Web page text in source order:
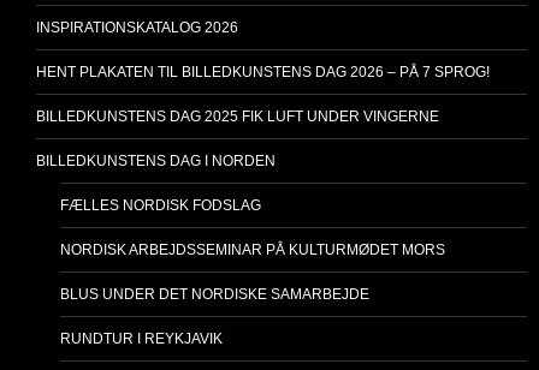
INSPIRATIONSKATALOG 2026
HENT PLAKATEN TIL BILLEDKUNSTENS DAG 2026 – PÅ 7 SPROG!
BILLEDKUNSTENS DAG 2025 FIK LUFT UNDER VINGERNE
BILLEDKUNSTENS DAG I NORDEN
FÆLLES NORDISK FODSLAG
NORDISK ARBEJDSSEMINAR PÅ KULTURMØDET MORS
BLUS UNDER DET NORDISKE SAMARBEJDE
RUNDTUR I REYKJAVIK